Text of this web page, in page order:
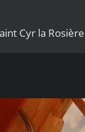
Cyr la Rosière